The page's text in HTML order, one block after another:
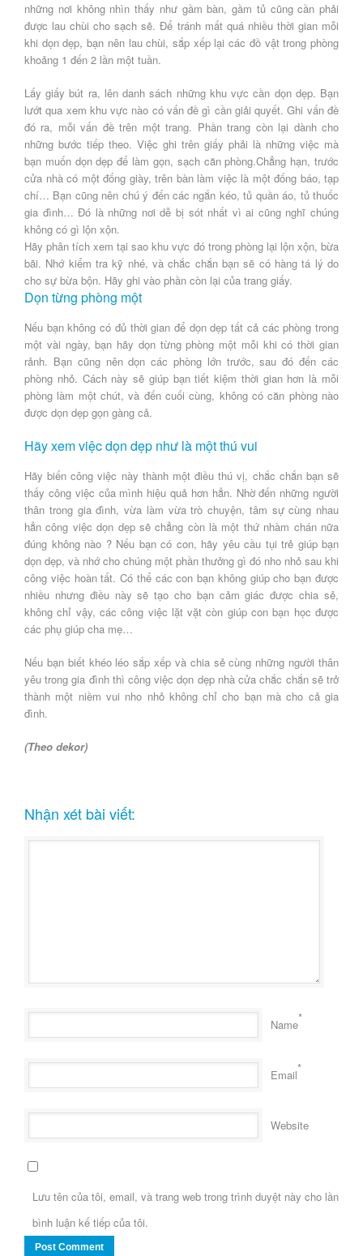
những nơi không nhìn thấy như gầm bàn, gầm tủ cũng cần phải
được lau chùi cho sạch sẽ. Để tránh mất quá nhiều thời gian mỗi
khi dọn dẹp, bạn nên lau chùi, sắp xếp lại các đồ vật trong phòng
khoảng 1 đến 2 lần một tuần.
Lấy giấy bút ra, lên danh sách những khu vực cần dọn dẹp. Bạn
lướt qua xem khu vực nào có vấn đề gì cần giải quyết. Ghi vấn đề
đó ra, mỗi vấn đề trên một trang. Phần trang còn lại dành cho
những bước tiếp theo. Việc ghi trên giấy phải là những việc mà
bạn muốn dọn dẹp để làm gọn, sạch căn phòng.Chẳng hạn, trước
cửa nhà có một đống giày, trên bàn làm việc là một đống báo, tạp
chí… Bạn cũng nên chú ý đến các ngắn kéo, tủ quần áo, tủ thuốc
gia đình… Đó là những nơi dễ bị sót nhất vì ai cũng nghĩ chúng
không có gì lộn xộn.
Hãy phân tích xem tại sao khu vực đó trong phòng lại lộn xộn, bừa
bãi. Nhớ kiểm tra kỹ nhé, và chắc chắn bạn sẽ có hàng tá lý do
cho sự bừa bộn. Hãy ghi vào phần còn lại của trang giấy.
Dọn từng phòng một
Nếu bạn không có đủ thời gian để dọn dẹp tất cả các phòng trong
một vài ngày, bạn hãy dọn từng phòng một mỗi khi có thời gian
rảnh. Bạn cũng nên dọn các phòng lớn trước, sau đó đến các
phòng nhỏ. Cách này sẽ giúp bạn tiết kiệm thời gian hơn là mỗi
phòng làm một chút, và đến cuối cùng, không có căn phòng nào
được dọn dẹp gọn gàng cả.
Hãy xem việc dọn dẹp như là một thú vui
Hãy biến công việc này thành một điều thú vị, chắc chắn bạn sẽ
thấy công việc của mình hiệu quả hơn hẳn. Nhờ đến những người
thân trong gia đình, vừa làm vừa trò chuyện, tâm sự cùng nhau
hẳn công việc dọn dẹp sẽ chẳng còn là một thứ nhàm chán nữa
đúng không nào ? Nếu bạn có con, hãy yêu cầu tụi trẻ giúp bạn
dọn dẹp, và nhớ cho chúng một phần thưởng gì đó nho nhỏ sau khi
công việc hoàn tất. Có thể các con bạn không giúp cho bạn được
nhiều nhưng điều này sẽ tạo cho bạn cảm giác được chia sẻ,
không chỉ vậy, các công việc lặt vặt còn giúp con bạn học được
các phụ giúp cha mẹ…
Nếu bạn biết khéo léo sắp xếp và chia sẻ cùng những người thân
yêu trong gia đình thì công việc dọn dẹp nhà cửa chắc chắn sẽ trở
thành một niềm vui nho nhỏ không chỉ cho bạn mà cho cả gia
đình.
(Theo dekor)
Nhận xét bài viết:
Name*
Email*
Website
Lưu tên của tôi, email, và trang web trong trình duyệt này cho lần
bình luận kế tiếp của tôi.